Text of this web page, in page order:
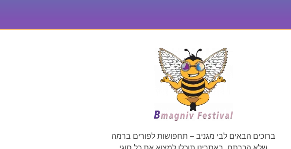
ברוכים הבאים לבי מגניב – תחפושות לפורים ברמה